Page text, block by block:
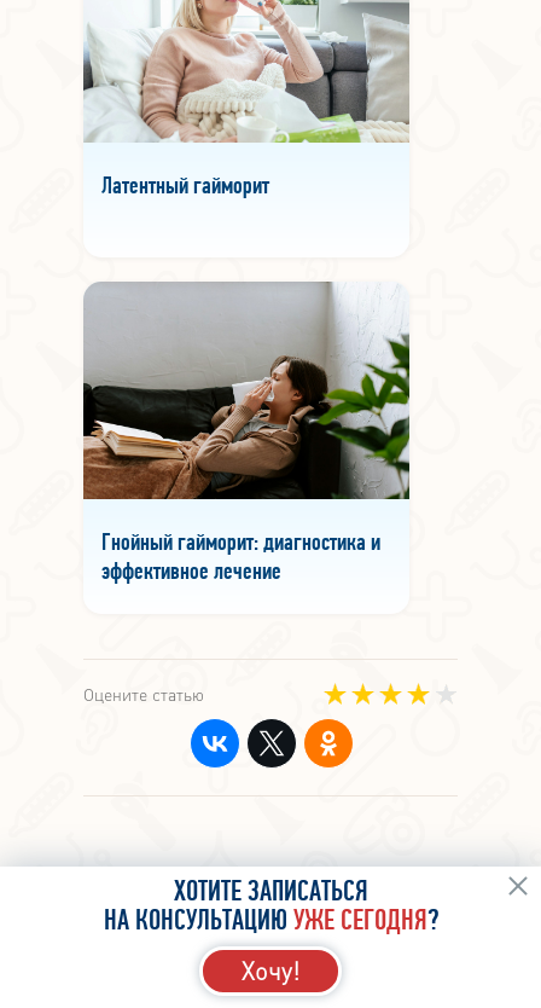
Латентный гайморит
Гнойный гайморит: диагностика и
эффективное лечение
Оцените статью
КОНСУЛЬТАЦИЯ ВРАЧА
ХОТИТЕ ЗАПИСАТЬСЯ
НА КОНСУЛЬТАЦИЮ УЖЕ СЕГОДНЯ?
Хочу!